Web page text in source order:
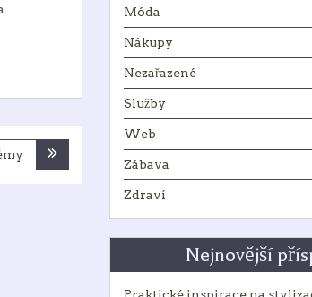
Móda
Nákupy
Nezařazené
Služby
Web
Zábava
Zdraví
Nejnovější